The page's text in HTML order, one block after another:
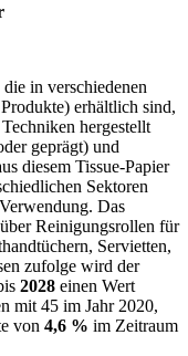
in verschiedenen
erhältlich sind,
hergestellt
geprägt) und
diesem Tissue-Papier
Sektoren
Verwendung. Das
Reinigungsrollen für
Servietten,
zufolge wird der
2028 einen Wert
mit 45 im Jahr 2020,
von 4,6 % im Zeitraum